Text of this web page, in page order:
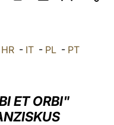
العربيّة
HR- IT- PL- PT
ET ORBI"